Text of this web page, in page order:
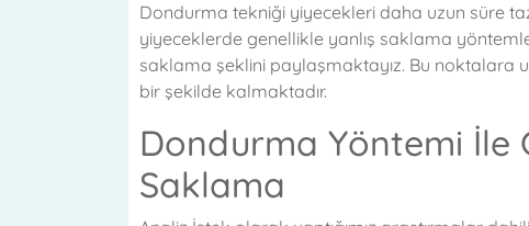
Dondurma tekniği yiyecekleri daha uzun süre
yiyeceklerde genellikle yanlış saklama
saklama şeklini paylaşmaktayız. Bu noktalara
bir şekilde kalmaktadır.
Dondurma Yöntemi İle
Saklama